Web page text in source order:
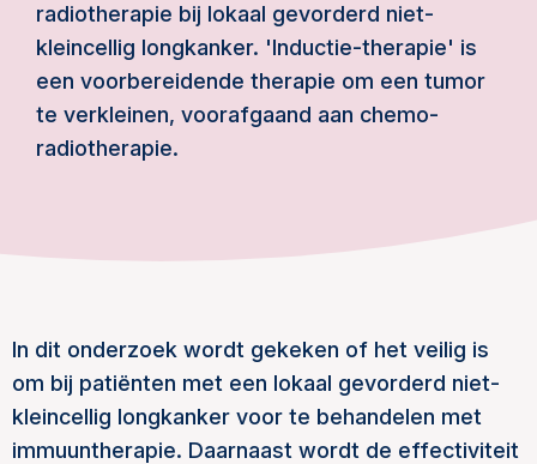
radiotherapie bij lokaal gevorderd niet-
kleincellig longkanker. 'Inductie-therapie' is
een voorbereidende therapie om een tumor
te verkleinen, voorafgaand aan chemo-
radiotherapie.
In dit onderzoek wordt gekeken of het veilig is
om bij patiënten met een lokaal gevorderd niet-
kleincellig longkanker voor te behandelen met
immuuntherapie. Daarnaast wordt de effectiviteit